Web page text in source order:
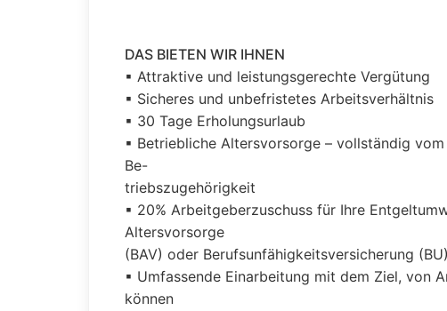
DAS BIETEN WIR IHNEN
▪ Attraktive und leistungsgerechte Vergütung
▪ Sicheres und unbefristetes Arbeitsverhältnis
▪ 30 Tage Erholungsurlaub
▪ Betriebliche Altersvorsorge – vollständig
Be-
triebszugehörigkeit
▪ 20% Arbeitgeberzuschuss für Ihre
Altersvorsorge
(BAV) oder Berufsunfähigkeitsversicherung (BU)
▪ Umfassende Einarbeitung mit dem Ziel, von
können